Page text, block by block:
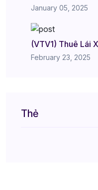
January 05, 2025
(VTV1) Thuê Lái
February 23, 2025
Thẻ